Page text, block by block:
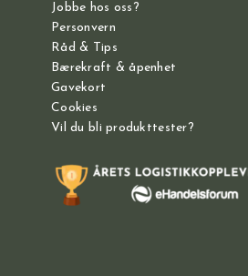
Jobbe hos oss?
Personvern
Råd & Tips
Bærekraft & åpenhet
Gavekort
Cookies
Vil du bli produkttester?